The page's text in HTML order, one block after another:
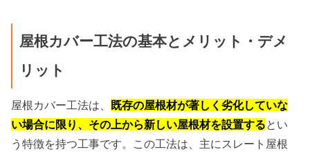
屋根カバー工法の基本とメリット・デメ
リット
屋根カバー工法は、
既存の屋根材が著しく劣化していな
い場合に限り、その上から新しい屋根材を設置するとい
う特徴を持つ工事です。この工法は、主にスレート屋根